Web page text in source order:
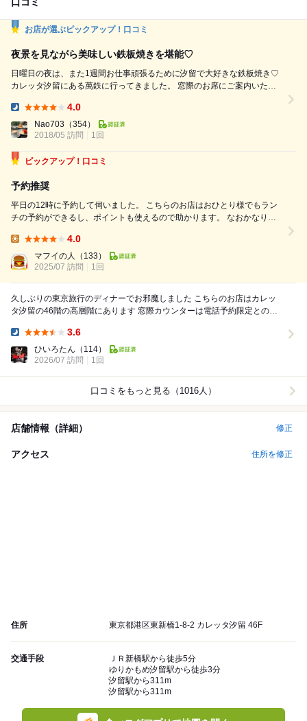
お店が選ぶピックアップ！口コミ
夜景を見ながら美味しい鉄板焼きを堪能♡
日曜日の夜は、また1週間お仕事頑張るために汐留で大好きな鉄板焼き♡
カレッタ汐留にある萬鉄に行ってきました。 窓際のお席にご案内いただ
明るい。 シャンパンで看板♪ イベントなどでもよく飲むローランペリエ。
この日は、コース料理をお願いしました。 じゅんさい冷製茶碗蒸し 上品
な味で、さっぱり...
4.0
Nao703 （354）
2018/05 訪問
1回
ピックアップ！口コミ
予約推奨
平日の12時に予約して伺いました。 こちらのお店はおひとり様でもラン
チの予約ができるし、ポイントも使えるので助かります。 なおかなりの
注意。 もちろん予約無しでも待てば入れますが、予約でいっぱいの日も
あるので運任せになります...
4.0
マフイの人
（133）
2025/07 訪問
1回
久しぶりの東京旅行のディナーでお邪魔しました こちらのお店はカレッ
タ汐留の46階の高層階にあります 窓際カウンターは電話予約限定とのこ
3.6
ひいろたん （114）
2026/07 訪問
1回
口コミをもっと見る（1016人）
店舗情報（詳細） 修正
アクセス 住所を修正
住所 東京都港区東新橋1-8-2 カレッタ汐留 46F
交通手段
ＪＲ新橋駅から徒歩5分
ゆりかもめ汐留駅から徒歩3分
汐留駅から311m
汐留駅から311m